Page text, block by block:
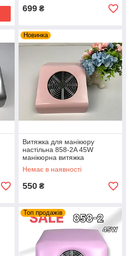
699 ₴
Новинка
Витяжка для манікюру
настільна 858-2A 45W
манікюрна витяжка
манікюрний пилосос Рожева
Немає в наявності
550 ₴
Топ продажів